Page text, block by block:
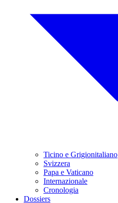
Ticino e Grigionitaliano
Svizzera
Papa e Vaticano
Internazionale
Cronologia
Dossiers